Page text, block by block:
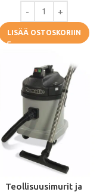
LISÄÄ OSTOSKORIIN
Teollisuusimurit ja